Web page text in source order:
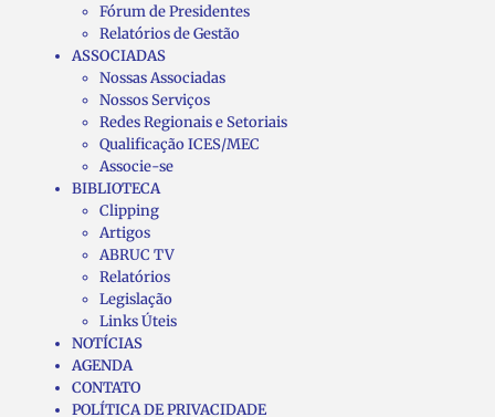
Fórum de Presidentes
Relatórios de Gestão
ASSOCIADAS
Nossas Associadas
Nossos Serviços
Redes Regionais e Setoriais
Qualificação ICES/MEC
Associe-se
BIBLIOTECA
Clipping
Artigos
ABRUC TV
Relatórios
Legislação
Links Úteis
NOTÍCIAS
AGENDA
CONTATO
POLÍTICA DE PRIVACIDADE